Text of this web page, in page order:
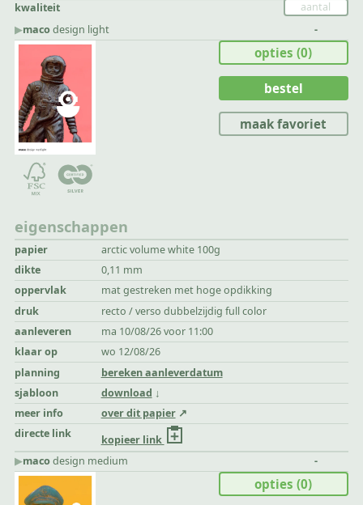
kwaliteit
▶︎macodesign light -
eigenschappen
papier
arctic volume white 100g
dikte
0,11 mm
oppervlak
mat gestreken met hoge opdikking
druk
recto / verso dubbelzijdig full color
aanleveren
ma 10/08/26 voor 11:00
klaar op
wo 12/08/26
planning
bereken aanleverdatum
sjabloon
download
meer info
over dit papier
directe link
kopieer link
opties(0)
bestel
maak favoriet
▶︎macodesign medium -
opties(0)